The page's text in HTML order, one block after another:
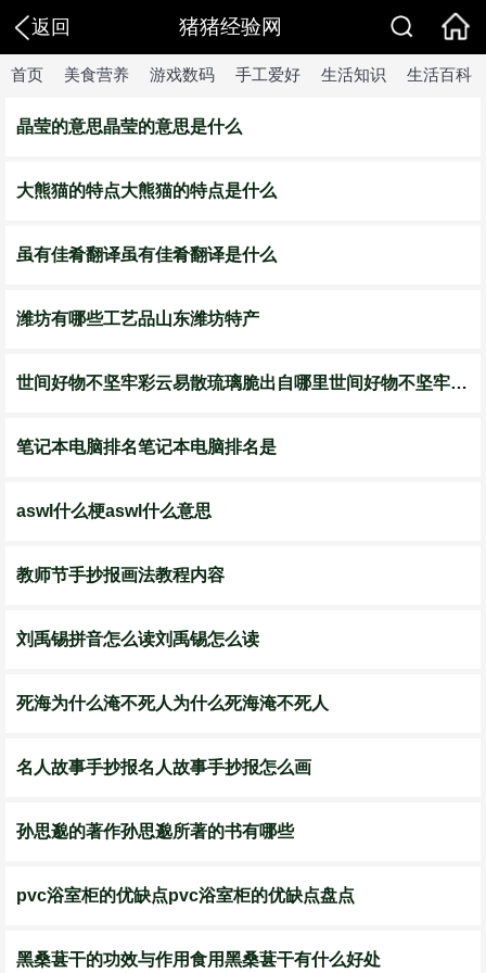
返回 猪猪经验网
首页 美食营养 游戏数码 手工爱好 生活知识 生活百科
晶莹的意思晶莹的意思是什么
大熊猫的特点大熊猫的特点是什么
虽有佳肴翻译虽有佳肴翻译是什么
潍坊有哪些工艺品山东潍坊特产
世间好物不坚牢彩云易散琉璃脆出自哪里世间好物不坚牢彩云易散琉璃脆出自哪里杨绛
笔记本电脑排名笔记本电脑排名是
aswl什么梗aswl什么意思
教师节手抄报画法教程内容
刘禹锡拼音怎么读刘禹锡怎么读
死海为什么淹不死人为什么死海淹不死人
名人故事手抄报名人故事手抄报怎么画
孙思邈的著作孙思邈所著的书有哪些
pvc浴室柜的优缺点pvc浴室柜的优缺点盘点
黑桑葚干的功效与作用食用黑桑葚干有什么好处